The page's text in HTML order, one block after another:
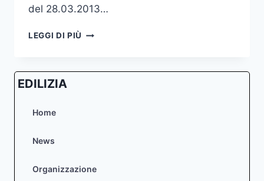
del 28.03.2013…
LEGGI DI PIÙ VARIANTE
AL
VESCO
EDILIZIA
Home
News
Organizzazione